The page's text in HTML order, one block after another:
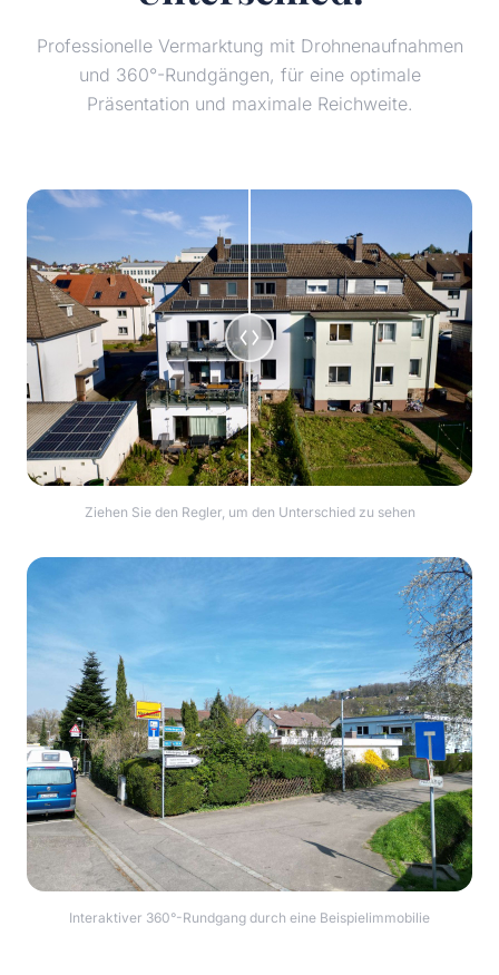
Professionelle Vermarktung mit Drohnenaufnahmen
und 360°-Rundgängen, für eine optimale
Präsentation und maximale Reichweite.
Ziehen Sie den Regler, um den Unterschied zu sehen
Interaktiver 360°-Rundgang durch eine Beispielimmobilie